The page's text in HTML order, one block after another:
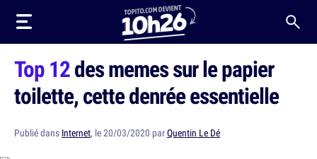
Top 12des memes sur le papier
toilette, cette denrée essentielle
Publié dans Internet, le 20/03/2020 parQuentin Le Dé